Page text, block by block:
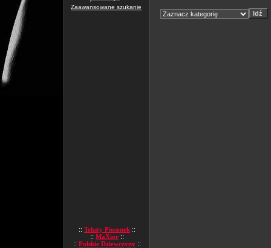
Zaawansowane szukanie
:: Teksty Piosenek ::
:: MaXior ::
:: Polskie Dziewczyny ::